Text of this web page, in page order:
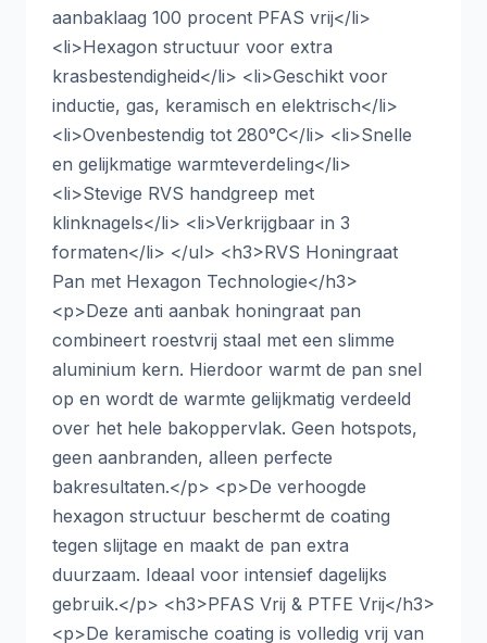
aanbaklaag 100 procent PFAS vrij</li>
<li>Hexagon structuur voor extra
krasbestendigheid</li> <li>Geschikt voor
inductie, gas, keramisch en elektrisch</li>
<li>Ovenbestendig tot 280°C</li> <li>Snelle
en gelijkmatige warmteverdeling</li>
<li>Stevige RVS handgreep met
klinknagels</li> <li>Verkrijgbaar in 3
formaten</li> </ul> <h3>RVS Honingraat
Pan met Hexagon Technologie</h3>
<p>Deze anti aanbak honingraat pan
combineert roestvrij staal met een slimme
aluminium kern. Hierdoor warmt de pan snel
op en wordt de warmte gelijkmatig verdeeld
over het hele bakoppervlak. Geen hotspots,
geen aanbranden, alleen perfecte
bakresultaten.</p> <p>De verhoogde
hexagon structuur beschermt de coating
tegen slijtage en maakt de pan extra
duurzaam. Ideaal voor intensief dagelijks
gebruik.</p> <h3>PFAS Vrij & PTFE Vrij</h3>
<p>De keramische coating is volledig vrij van